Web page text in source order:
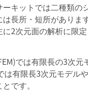
キットでは二種類の
は長所・短所があり
に2次元面の解析に限
では有限長の3次
は有限長3次元モデル
です。